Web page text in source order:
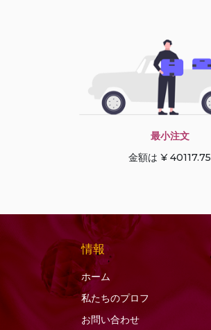
ブルージルコン
プレシャスジェムスト
ーンマルチ
プレナイトの宝石
ベスビアナイトの宝石
ボツワナアゲート
ホワイトトパーズ
ホワイトムーンストー
ン
マラカイトの宝石
マルチサファイア
最小注文
金額は ¥ 40117.75
情報
ホーム
私たちのプロフ
お問い合わせ